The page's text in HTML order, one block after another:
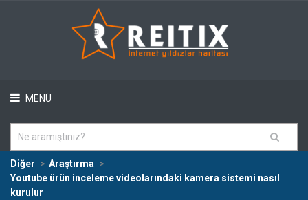
MENÜ
Diğer
Araştırma
Youtube ürün inceleme videolarındaki kamera sistemi nasıl
kurulur